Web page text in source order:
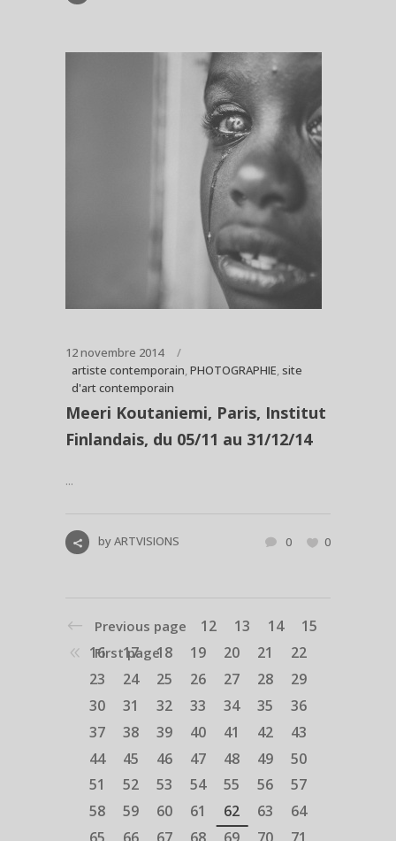
12 novembre 2014
artiste contemporain,PHOTOGRAPHIE,site
d'art contemporain
Meeri Koutaniemi, Paris, Institut
Finlandais, du 05/11 au 31/12/14
...
byARTVISIONS 0 0
First page
Previous page 12 13 14
15
16
17 18 19 20 21
22
23
24 25 26 27 28
29
30
31 32 33 34 35
36
37
38 39 40 41 42
43
44
45 46 47 48 49
50
51
52 53 54 55 56
57
58
59 60 61 62 63
64